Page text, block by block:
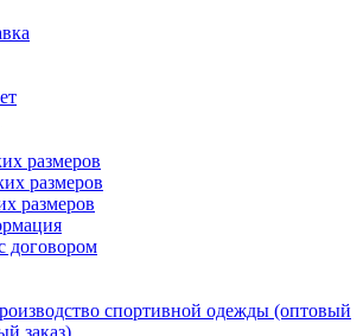
размеров
размеров
размеров
договором
спортивной одежды (оптовый